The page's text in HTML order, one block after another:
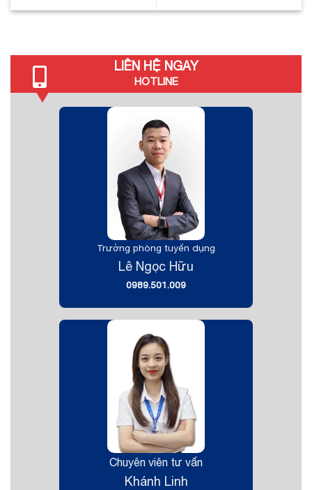
LIÊN HỆ NGAY
HOTLINE
Trưởng phòng tuyển dụng
Lê Ngọc Hữu
0989.501.009
Chuyên viên tư vấn
Khánh Linh